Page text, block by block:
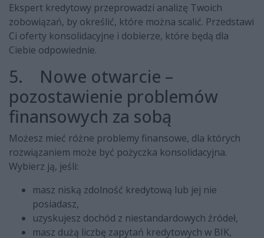
Ekspert kredytowy przeprowadzi analizę Twoich
zobowiązań, by określić, które można scalić. Przedstawi
Ci oferty konsolidacyjne i dobierze, które będą dla
Ciebie odpowiednie.
5. Nowe otwarcie –
pozostawienie problemów
finansowych za sobą
Możesz mieć różne problemy finansowe, dla których
rozwiązaniem może być pożyczka konsolidacyjna.
Wybierz ją, jeśli:
masz niską zdolność kredytową lub jej nie
posiadasz,
uzyskujesz dochód z niestandardowych źródeł,
masz dużą liczbę zapytań kredytowych w BIK,